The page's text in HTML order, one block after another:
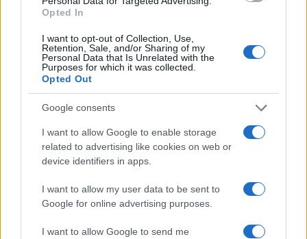
Opted In
I want to opt-out of Collection, Use,
Retention, Sale, and/or Sharing of my
Personal Data that Is Unrelated with the
Purposes for which it was collected.
Opted Out
Google consents
I want to allow Google to enable storage
related to advertising like cookies on web or
device identifiers in apps.
I want to allow my user data to be sent to
Google for online advertising purposes.
I want to allow Google to send me
Lucía Herrera · 6 Ago 2026
NEWS